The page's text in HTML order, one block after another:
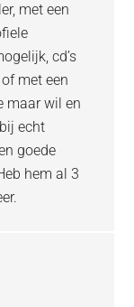
met een
cd’s
met een
maar wil en
echt
goede
hem al 3